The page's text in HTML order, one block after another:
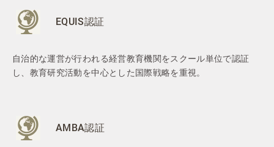
EQUIS認証
自治的な運営が行われる経営教育機関をスクール単位で認証
し、教育研究活動を中心とした国際戦略を重視。
AMBA認証